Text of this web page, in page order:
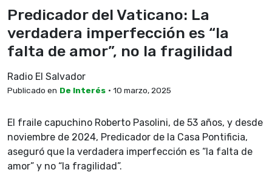
Predicador del Vaticano: La
verdadera imperfección es “la
falta de amor”, no la fragilidad
Radio El Salvador
Publicado en De Interés • 10 marzo, 2025
El fraile capuchino Roberto Pasolini, de 53 años, y desde
noviembre de 2024, Predicador de la Casa Pontificia,
aseguró que la verdadera imperfección es “la falta de
amor” y no “la fragilidad”.